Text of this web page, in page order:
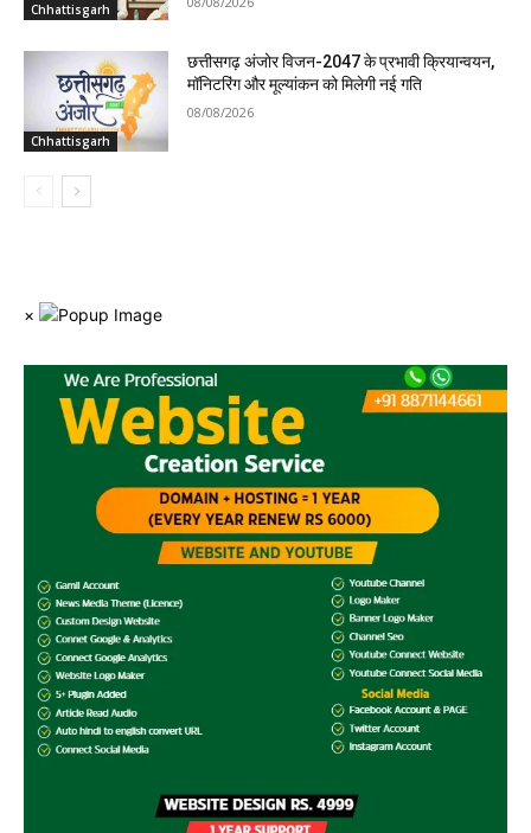
Chhattisgarh
Chhattisgarh
छत्तीसगढ़ अंजोर विजन-2047 के प्रभावी क्रियान्वयन,
मॉनिटरिंग और मूल्यांकन को मिलेगी नई गति
08/08/2026
×